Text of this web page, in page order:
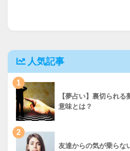
人気記事
1
【夢占い】裏切られ
意味とは？
2
友達からの気が乗らな